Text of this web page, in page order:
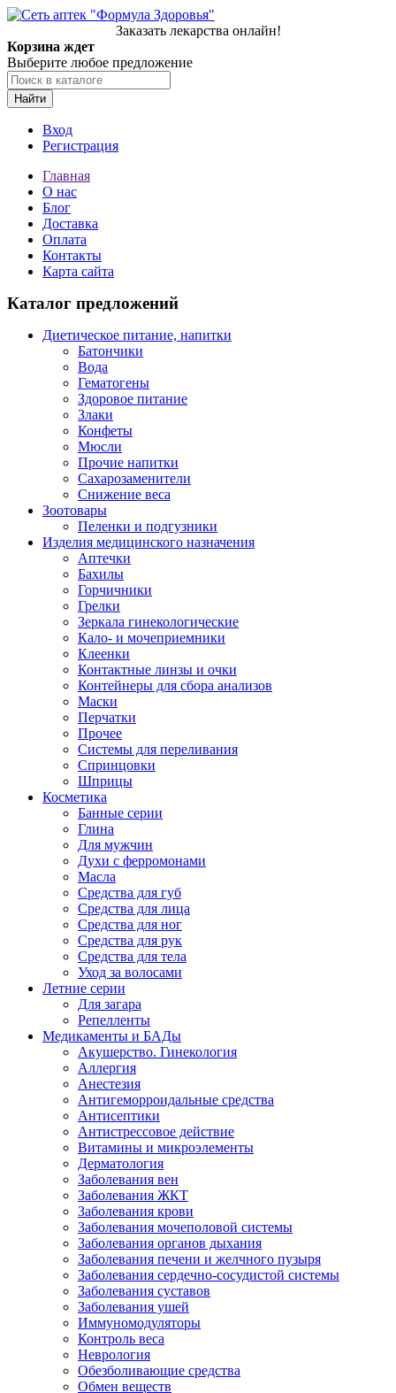
Заказать лекарства онлайн!
Корзина ждет
Выберите любое предложение
Найти
Вход
Регистрация
Главная
О нас
Блог
Доставка
Оплата
Контакты
Карта сайта
Каталог предложений
Диетическое питание, напитки
Батончики
Вода
Гематогены
Здоровое питание
Злаки
Конфеты
Мюсли
Прочие напитки
Сахарозаменители
Снижение веса
Зоотовары
Пеленки и подгузники
Изделия медицинского назначения
Аптечки
Бахилы
Горчичники
Грелки
Зеркала гинекологические
Кало- и мочеприемники
Клеенки
Контактные линзы и очки
Контейнеры для сбора анализов
Маски
Перчатки
Прочее
Системы для переливания
Спринцовки
Шприцы
Косметика
Банные серии
Глина
Для мужчин
Духи с ферромонами
Масла
Средства для губ
Средства для лица
Средства для ног
Средства для рук
Средства для тела
Уход за волосами
Летние серии
Для загара
Репелленты
Медикаменты и БАДы
Акушерство. Гинекология
Аллергия
Анестезия
Антигеморроидальные средства
Антисептики
Антистрессовое действие
Витамины и микроэлементы
Дерматология
Заболевания вен
Заболевания ЖКТ
Заболевания крови
Заболевания мочеполовой системы
Заболевания органов дыхания
Заболевания печени и желчного пузыря
Заболевания сердечно-сосудистой системы
Заболевания суставов
Заболевания ушей
Иммуномодуляторы
Контроль веса
Неврология
Обезболивающие средства
Обмен веществ